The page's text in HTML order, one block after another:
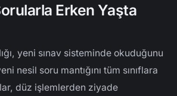
Erken Yaşta
yeni sınav sisteminde okuduğunu
nesil soru mantığını tüm sınıflara
düz işlemlerden ziyade